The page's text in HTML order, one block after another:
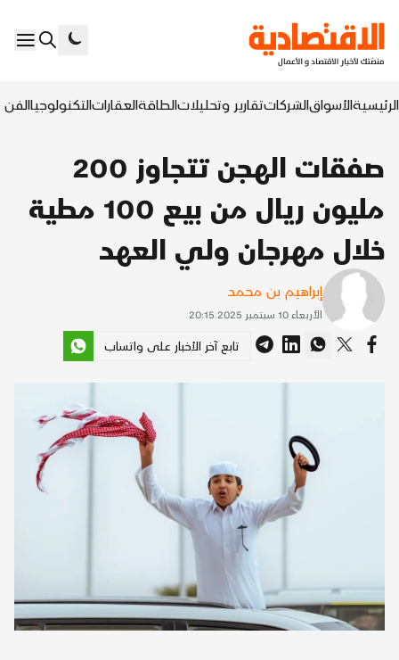
الرئيسيةالأسواقالشركاتتقارير وتحليلاتالطاقةالعقاراتالتكنولوجياالفن
صفقات الهجن تتجاوز 200
مليون ريال من بيع 100 مطية
خلال مهرجان ولي العهد
إبراهيم بن محمد
الأربعاء 10 سبتمبر 2025 20:15
تابع آخر الأخبار على واتساب